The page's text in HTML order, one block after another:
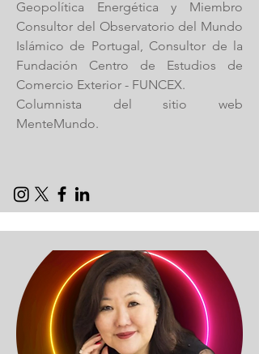
Geopolítica Energética y Miembro
Consultor del Observatorio del Mundo
Islámico de Portugal, Consultor de la
Fundación Centro de Estudios de
Comercio Exterior - FUNCEX.
Columnista del sitio web
MenteMundo.